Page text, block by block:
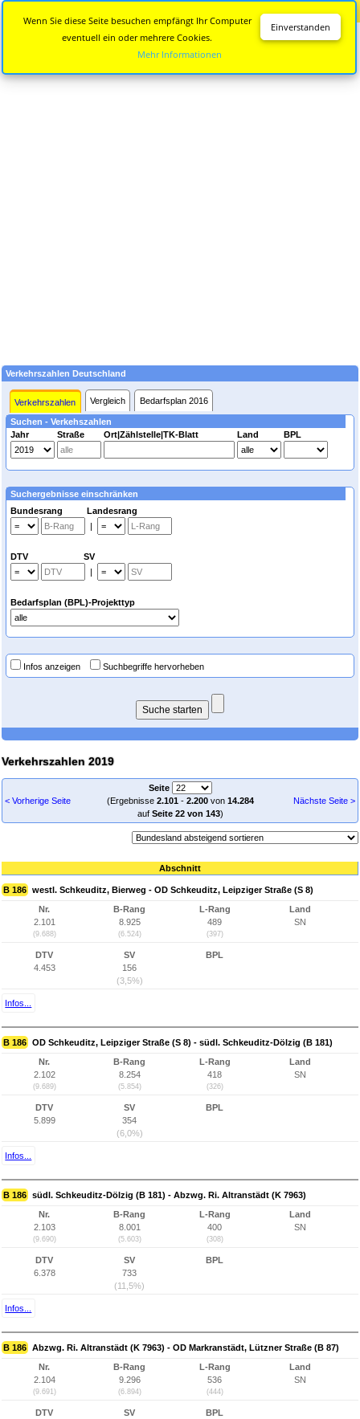
Verkehrszahlen Deutschland
Verkehrszahlen Vergleich Bedarfsplan 2016
Suchen - Verkehszahlen
Jahr
Straße Ort|Zählstelle|TK-Blatt Land BPL
Suchergebnisse einschränken
Bundesrang Landesrang
|
DTV SV
|
Bedarfsplan (BPL)-Projekttyp
Infos anzeigen Suchbegriffe hervorheben
Verkehrszahlen 2019
< Vorherige Seite
Seite
(Ergebnisse 2.101- 2.200von 14.284
auf Seite 22 von 143)
Nächste Seite >
Abschnitt
B 186 westl. Schkeuditz, Bierweg - OD Schkeuditz, Leipziger Straße (S 8)
Nr.
2.101
(9.688)
B-Rang
8.925
(6.524)
L-Rang
489
(397)
Land
SN
DTV
4.453
SV
156
(3,5%)
BPL
Infos...
B 186 OD Schkeuditz, Leipziger Straße (S 8) - südl. Schkeuditz-Dölzig (B 181)
Nr.
2.102
(9.689)
B-Rang
8.254
(5.854)
L-Rang
418
(326)
Land
SN
DTV
5.899
SV
354
(6,0%)
BPL
Infos...
B 186 südl. Schkeuditz-Dölzig (B 181) - Abzwg. Ri. Altranstädt (K 7963)
Nr.
2.103
(9.690)
B-Rang
8.001
(5.603)
L-Rang
400
(308)
Land
SN
DTV
6.378
SV
733
(11,5%)
BPL
Infos...
B 186 Abzwg. Ri. Altranstädt (K 7963) - OD Markranstädt, Lützner Straße (B 87)
Nr.
2.104
(9.691)
B-Rang
9.296
(6.894)
L-Rang
536
(444)
Land
SN
DTV
SV
BPL
Einverstanden
Wenn Sie diese Seite besuchen empfängt Ihr Computer
eventuell ein oder mehrere Cookies.
Mehr Informationen